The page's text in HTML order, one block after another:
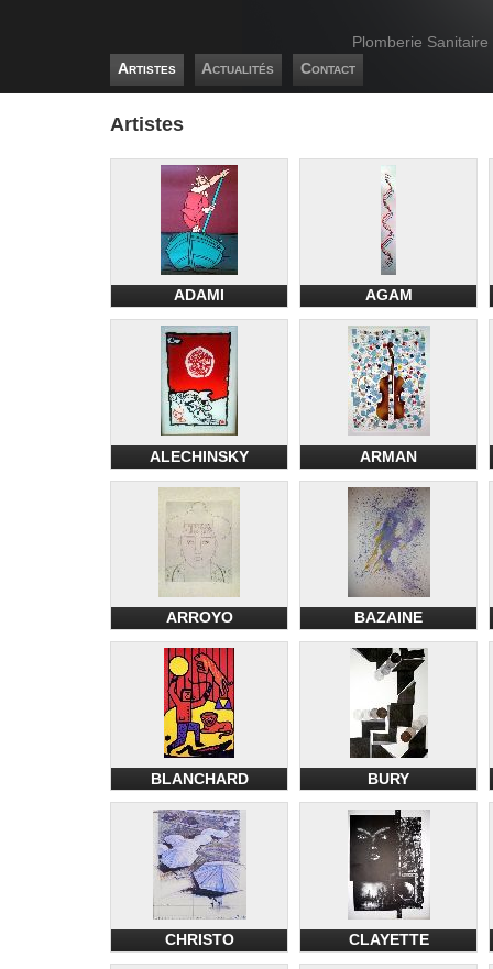
Artistes
ADAMI AGAM
ALECHINSKY ARMAN
ARROYO BAZAINE
BLANCHARD BURY
CHRISTO CLAYETTE
Plomberie
Artistes
Actualités Contact